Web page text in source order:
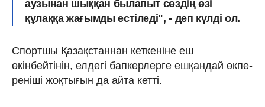
аузынан шыққан былапыт сөздің өзі
құлаққа жағымды естіледі", - деп күлді ол.
Спортшы Қазақстаннан кеткеніне еш
өкінбейтінін, елдегі бапкерлерге ешқандай өкпе-
реніші жоқтығын да айта кетті.